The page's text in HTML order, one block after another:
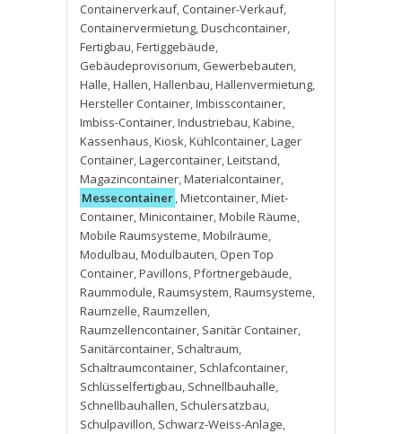
Containerverkauf, Container-Verkauf,
Containervermietung,Duschcontainer,
Fertigbau,Fertiggebäude,
Gebäudeprovisorium, Gewerbebauten,
Halle,Hallen,Hallenbau,Hallenvermietung,
Hersteller Container,Imbisscontainer,
Imbiss-Container,Industriebau,Kabine,
Kassenhaus,Kiosk,Kühlcontainer,Lager
Container,Lagercontainer,Leitstand,
Magazincontainer,Materialcontainer,
Messecontainer,Mietcontainer,Miet-
Container,Minicontainer,Mobile Räume,
Mobile Raumsysteme,Mobilräume,
Modulbau,Modulbauten, Open Top
Container,Pavillons,Pförtnergebäude,
Raummodule,Raumsystem,Raumsysteme,
Raumzelle,Raumzellen,
Raumzellencontainer, Sanitär Container,
Sanitärcontainer, Schaltraum,
Schaltraumcontainer, Schlafcontainer,
Schlüsselfertigbau, Schnellbauhalle,
Schnellbauhallen, Schulersatzbau,
Schulpavillon, Schwarz-Weiss-Anlage,